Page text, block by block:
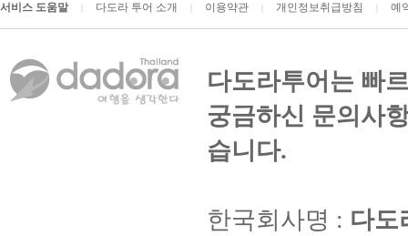
서비스 도움말 다도라 투어 소개 이용약관 개인정보취급방침 예
다도라투어는 빠
궁금하신 문의사
습니다.
한국회사명 : 다도